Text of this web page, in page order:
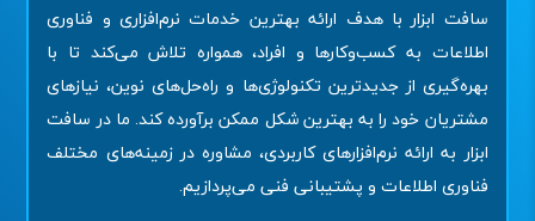
سافت ابزار با هدف ارائه بهترین خدمات نرم‌افزاری و فناوری
اطلاعات به کسب‌وکارها و افراد، همواره تلاش می‌کند تا با
بهره‌گیری از جدیدترین تکنولوژی‌ها و راه‌حل‌های نوین، نیازهای
مشتریان خود را به بهترین شکل ممکن برآورده کند. ما در سافت
ابزار به ارائه نرم‌افزارهای کاربردی، مشاوره در زمینه‌های مختلف
فناوری اطلاعات و پشتیبانی فنی می‌پردازیم.